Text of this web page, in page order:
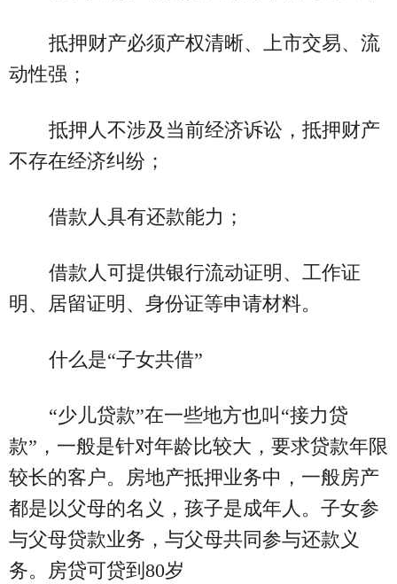
抵押财产必须产权清晰、上市交易、流
动性强；
抵押人不涉及当前经济诉讼，抵押财产
不存在经济纠纷；
借款人具有还款能力；
借款人可提供银行流动证明、工作证
明、居留证明、身份证等申请材料。
什么是“子女共借”
“少儿贷款”在一些地方也叫“接力贷
款”，一般是针对年龄比较大，要求贷款年限
较长的客户。房地产抵押业务中，一般房产
都是以父母的名义，孩子是成年人。子女参
与父母贷款业务，与父母共同参与还款义
务。房贷可贷到80岁